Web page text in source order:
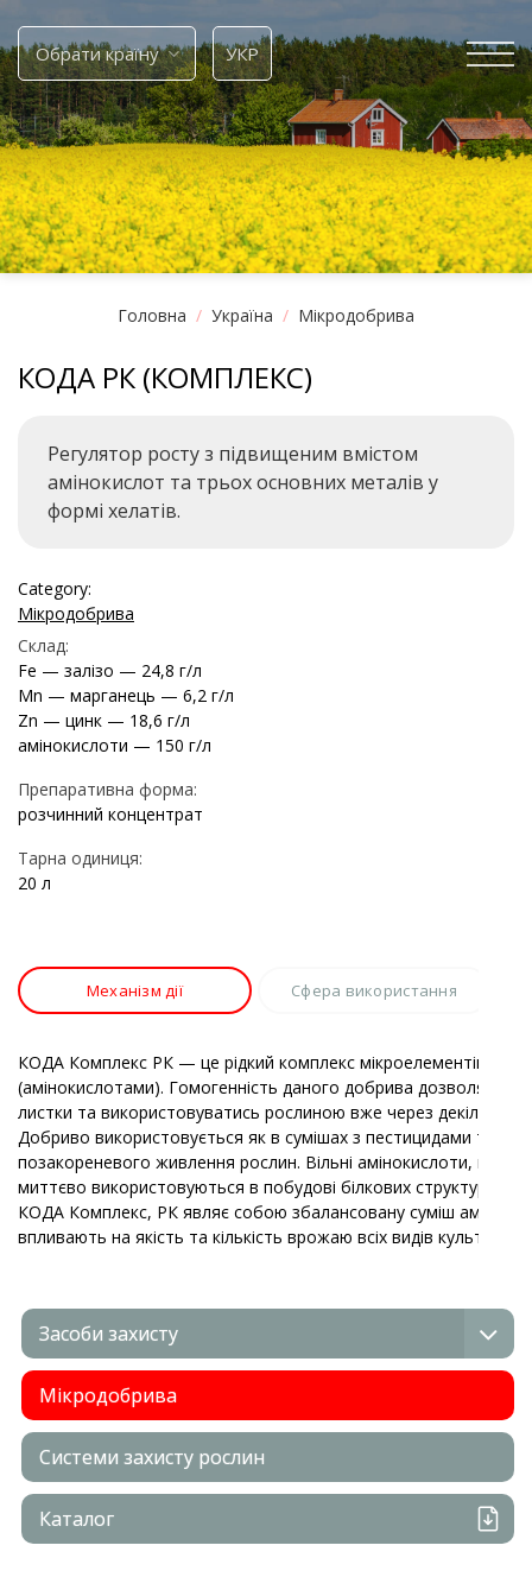
to
content
Обрати країну УКР
Головна / Україна / Мікродобрива
Засоби захисту
Мікродобрива
Системи захисту рослин
Каталог
КОДА РК (КОМПЛЕКС)
Регулятор росту з підвищеним вмістом
амінокислот та трьох основних металів у
формі хелатів.
Category:
Мікродобрива
Склад:
Fe — залізо — 24,8 г/л
Mn — марганець — 6,2 г/л
Zn — цинк — 18,6 г/л
амінокислоти — 150 г/л
Препаративна форма:
розчинний концентрат
Тарна одиниця:
20 л
Механізм дії Сфера використання
КОДА Комплекс РК — це рідкий комплекс мікроелементів в
(амінокислотами). Гомогенність даного добрива дозволяє
листки та використовуватись рослиною вже через декілька
Добриво використовується як в сумішах з пестицидами так і
позакореневого живлення рослин. Вільні амінокислоти, що
миттєво використовуються в побудові білкових структур та
КОДА Комплекс, РК являє собою збалансовану суміш
впливають на якість та кількість врожаю всіх видів культур.